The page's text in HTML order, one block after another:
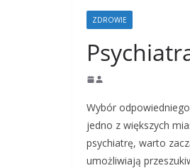
ZDROWIE
Wybór
jedno z większych
psychiatrę, warto
umożliwiają